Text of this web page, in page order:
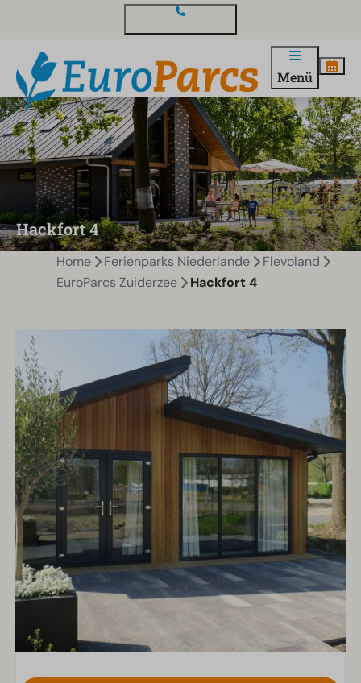
Menü
Hackfort 4
Home Ferienparks Niederlande
Flevoland
EuroParcs Zuiderzee
Hackfort 4